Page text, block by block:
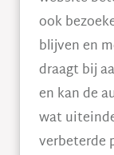
ook
blijven en
draagt bij
en kan de
wat
verbeterde